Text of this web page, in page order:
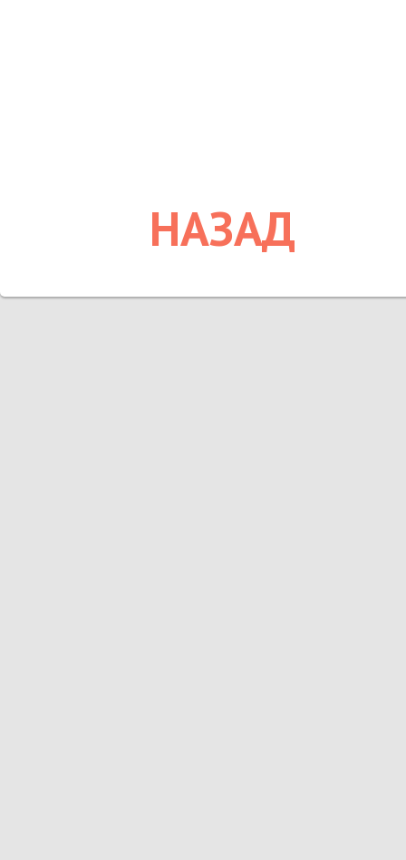
НАЗАД